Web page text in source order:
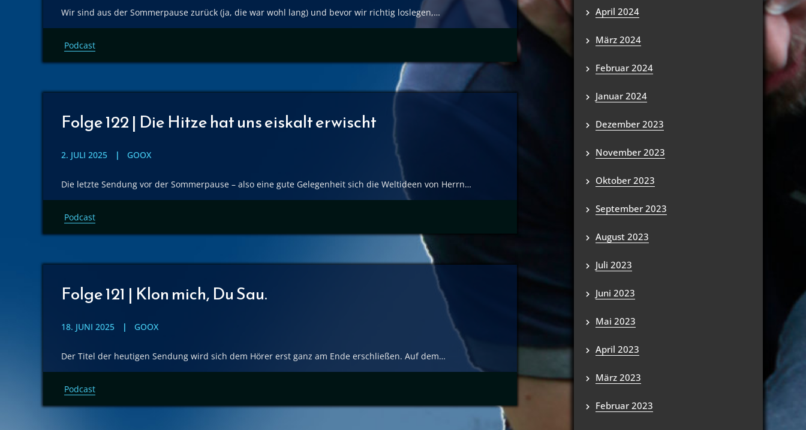
Wir sind aus der Sommerpause zurück (ja, die war wohl lang) und bevor wir richtig loslegen,…
Podcast
Folge 122 | Die Hitze hat uns eiskalt erwischt
2. JULI 2025 GOOX
Die letzte Sendung vor der Sommerpause – also eine gute Gelegenheit sich die Weltideen von Herrn…
Podcast
Folge 121 | Klon mich, Du Sau.
18. JUNI 2025 GOOX
Der Titel der heutigen Sendung wird sich dem Hörer erst ganz am Ende erschließen. Auf dem…
Podcast
April 2024
März 2024
Februar 2024
Januar 2024
Dezember 2023
November 2023
Oktober 2023
September 2023
August 2023
Juli 2023
Juni 2023
Mai 2023
April 2023
März 2023
Februar 2023